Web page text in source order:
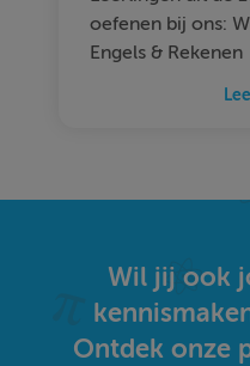
oefenen bij ons:
Engels & Rekenen
Wil jij ook
Ontdek onze